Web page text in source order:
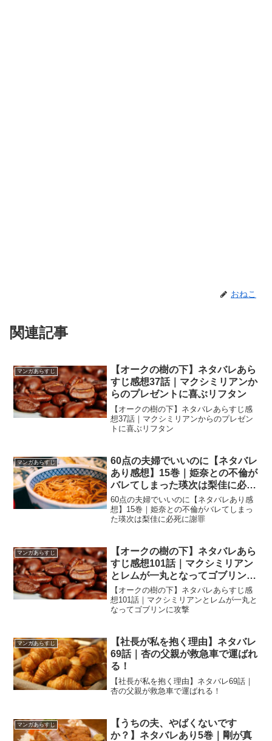
おねこ
関連記事
マンガあらすじ
【オークの樹の下】ネタバレあら
すじ感想37話｜マクシミリアンか
らのプレゼントに喜ぶリフタン
【オークの樹の下】ネタバレあらすじ感
想37話｜マクシミリアンからのプレゼン
トに喜ぶリフタン
マンガあらすじ
60点の夫婦でいいのに【ネタバレ
あり感想】15巻｜姫奈との不倫が
バレてしまった瑛次は梨佳に必死
に謝罪
60点の夫婦でいいのに【ネタバレあり感
想】15巻｜姫奈との不倫がバレてしまっ
た瑛次は梨佳に必死に謝罪
マンガあらすじ
【オークの樹の下】ネタバレあら
すじ感想101話｜マクシミリアン
とレムが一丸となってゴブリンに
攻撃
【オークの樹の下】ネタバレあらすじ感
想101話｜マクシミリアンとレムが一丸と
なってゴブリンに攻撃
マンガあらすじ
【社長が私を抱く理由】ネタバレ
69話｜杏の父親が救急車で運ばれ
る！
【社長が私を抱く理由】ネタバレ69話｜
杏の父親が救急車で運ばれる！
マンガあらすじ
【うちの夫、やばくないです
か？】ネタバレあり5巻｜剛が真